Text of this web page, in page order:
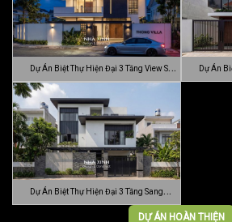
Dự Án Biệt Thự Hiện Đại 3 Tầng View Sân
…
Dự Án
Dự Án Biệt Thự Hiện Đại 3 Tầng Sang
DỰ ÁN HOÀN THIỆN